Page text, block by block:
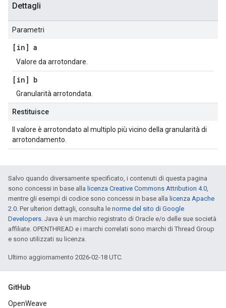
Dettagli
Parametri
[in] a
Valore da arrotondare.
[in] b
Granularità arrotondata.
Restituisce
Il valore è arrotondato al multiplo più vicino della granularità di
arrotondamento.
Salvo quando diversamente specificato, i contenuti di questa pagina
sono concessi in base alla licenza Creative Commons Attribution 4.0,
mentre gli esempi di codice sono concessi in base alla licenza Apache
2.0. Per ulteriori dettagli, consulta le norme del sito di Google
Developers. Java è un marchio registrato di Oracle e/o delle sue società
affiliate. OPENTHREAD e i marchi correlati sono marchi di Thread Group
e sono utilizzati su licenza.
Ultimo aggiornamento 2026-02-18 UTC.
GitHub
OpenWeave